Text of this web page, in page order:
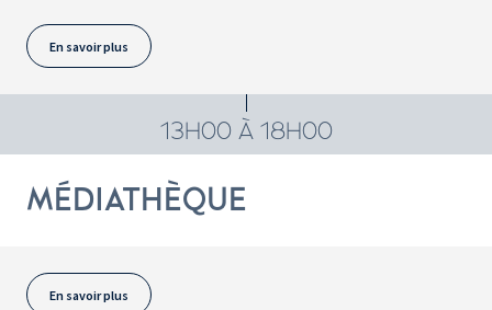
En savoir plus
13H00 À 18H00
MÉDIATHÈQUE
En savoir plus